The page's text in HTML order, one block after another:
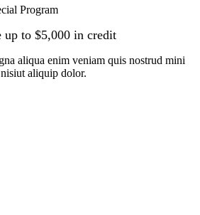
Program
up to $5,000 in credit
aliqua enim veniam quis nostrud mini
aliquip dolor.